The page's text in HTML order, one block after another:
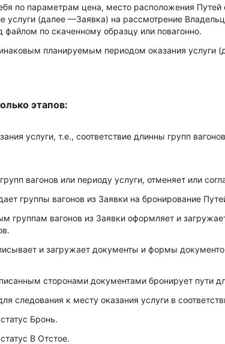
по параметрам цена, место расположения
услуги (далее —Заявка) на рассмотрение
по скаченному образцу или повагонно.
планируемым периодом оказания услуги
этапов:
услуги, т.е., соответствие длинны групп
вагонов или периоду услуги, отменяет или
группы вагонов из Заявки на бронирование
группам вагонов из Заявки оформляет и
и загружает документы и формы
сторонами документами бронирует пути
следования к месту оказания услуги в
Бронь.
В Отстое.